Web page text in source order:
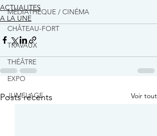
MÉDIATHÈQUE / CINÉMA
CHÂTEAU-FORT
TRAVAUX
THÉÂTRE
EXPO
JUMELAGE
ACTUALITES
A LA UNE
Posts récents Voir tout